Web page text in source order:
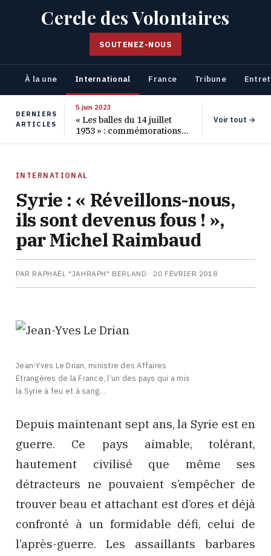
Cercle des Volontaires
SOUTENEZ-NOUS
À la une International France Tribune
DERNIERS
ARTICLES
5 juin 2023
« Les balles du 14 juillet
1953 » : commémorations
pour les 70 ans de ce
Voir tout →
INTERNATIONAL
Syrie : « Réveillons-nous,
ils sont devenus fous ! »,
par Michel Raimbaud
PAR RAPHAËL "JAHRAPH" BERLAND · 20 FÉVRIER 2018
Jean-Yves Le Drian, ministre des Affaires
Etrangères de la France, l’un des pays qui a mis
la Syrie à feu et à sang…
Depuis maintenant sept ans, la Syrie est en
guerre. Ce pays aimable, tolérant,
hautement civilisé que même ses
détracteurs ne pouvaient s’empêcher de
trouver beau et attachant est d’ores et déjà
confronté à un formidable défi, celui de
l’après-guerre. Les assaillants barbares